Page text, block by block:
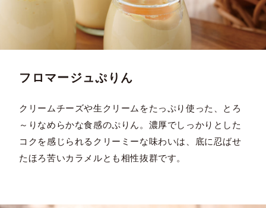
フロマージュぷりん
クリームチーズや生クリームをたっぷり使った、とろ
～りなめらかな食感のぷりん。濃厚でしっかりとした
コクを感じられるクリーミーな味わいは、底に忍ばせ
たほろ苦いカラメルとも相性抜群です。